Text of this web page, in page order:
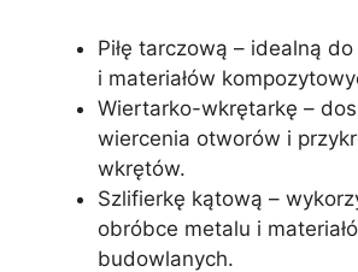
Piłę tarczową – idealną
i materiałów
Wiertarko-wkrętarkę –
wiercenia otworów i
wkrętów.
Szlifierkę kątową –
obróbce metalu i
budowlanych.